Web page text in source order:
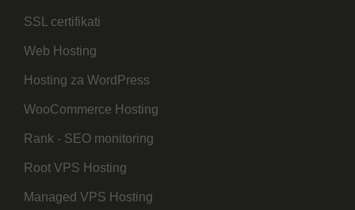
SSL certifikati
Web Hosting
Hosting za WordPress
WooCommerce Hosting
Rank - SEO monitoring
Root VPS Hosting
Managed VPS Hosting